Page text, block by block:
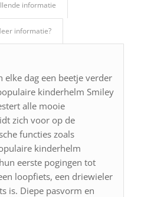
informatie
informatie?
elke dag een beetje verder
kinderhelm Smiley
alle mooie
zich voor op de
functies zoals
kinderhelm
eerste pogingen tot
loopfiets, een driewieler
is. Diepe pasvorm en